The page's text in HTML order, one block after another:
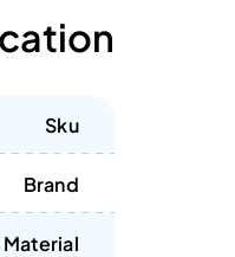
Sku
Brand
Material